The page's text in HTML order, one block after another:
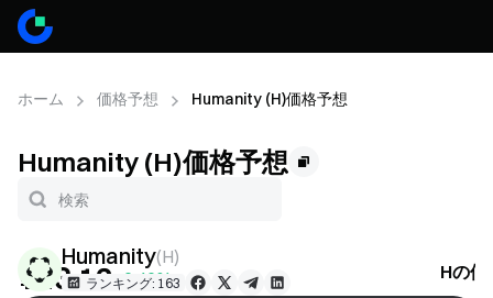
ホーム 価格予想 Humanity (H)価格予想
Humanity (H)価格予想
Humanity(H)
ランキング: 163 Hの価
¥13.12+6.46%